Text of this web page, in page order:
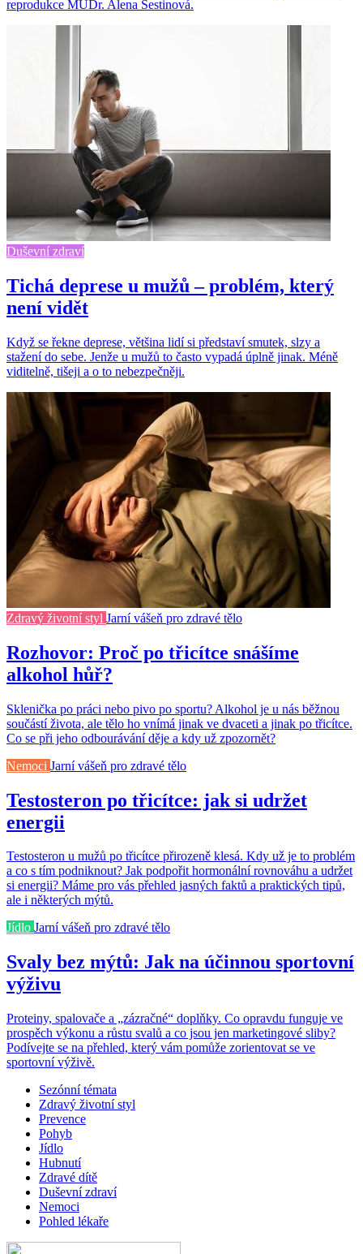
reprodukce MUDr. Alena Šestinová.
Duševní zdraví
Tichá deprese u mužů – problém, který
není vidět
Když se řekne deprese, většina lidí si představí smutek, slzy a
stažení do sebe. Jenže u mužů to často vypadá úplně jinak. Méně
viditelně, tišeji a o to nebezpečněji.
Zdravý životní styl Jarní vášeň pro zdravé tělo
Rozhovor: Proč po třicítce snášíme
alkohol hůř?
Sklenička po práci nebo pivo po sportu? Alkohol je u nás běžnou
součástí života, ale tělo ho vnímá jinak ve dvaceti a jinak po třicítce.
Co se při jeho odbourávání děje a kdy už zpozornět?
Nemoci Jarní vášeň pro zdravé tělo
Testosteron po třicítce: jak si udržet
energii
Testosteron u mužů po třicítce přirozeně klesá. Kdy už je to problém
a co s tím podniknout? Jak podpořit hormonální rovnováhu a udržet
si energii? Máme pro vás přehled jasných faktů a praktických tipů,
ale i některých mýtů.
Jídlo Jarní vášeň pro zdravé tělo
Svaly bez mýtů: Jak na účinnou sportovní
výživu
Proteiny, spalovače a „zázračné“ doplňky. Co opravdu funguje ve
prospěch výkonu a růstu svalů a co jsou jen marketingové sliby?
Podívejte se na přehled, který vám pomůže zorientovat se ve
sportovní výživě.
Sezónní témata
Zdravý životní styl
Prevence
Pohyb
Jídlo
Hubnutí
Zdravé dítě
Duševní zdraví
Nemoci
Pohled lékaře